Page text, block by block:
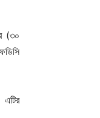
(৩০
এটির